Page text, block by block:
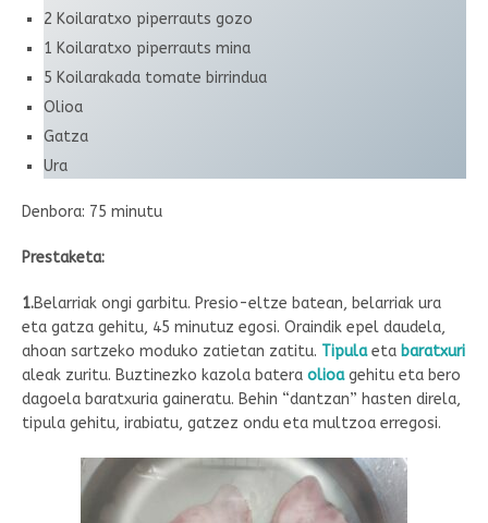
2 Koilaratxo piperrauts gozo
1 Koilaratxo piperrauts mina
5 Koilarakada tomate birrindua
Olioa
Gatza
Ura
Denbora: 75 minutu
Prestaketa:
1.Belarriak ongi garbitu. Presio-eltze batean, belarriak ura
eta gatza gehitu, 45 minutuz egosi. Oraindik epel daudela,
ahoan sartzeko moduko zatietan zatitu. Tipulaeta baratxuri
aleak zuritu. Buztinezko kazola batera olioagehitu eta bero
dagoela baratxuria gaineratu. Behin “dantzan” hasten direla,
tipula gehitu, irabiatu, gatzez ondu eta multzoa erregosi.